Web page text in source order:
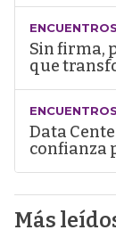
ENCUENTROS
Sin firma,
que
ENCUENTROS
Data
confianza
Más